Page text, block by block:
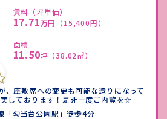
賃料（坪単価）
17.71万円 （15,400円）
面積
11.50坪 （38.02㎡）
、座敷席への変更も可能な造りになって
しております！是非一度ご内覧を☆
「勾当台公園駅」徒歩4分